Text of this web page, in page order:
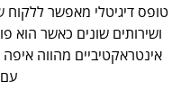
טופס דיגיטלי מאפשר
ושירותים שונים כאשר
אינטראקטיביים מהווה